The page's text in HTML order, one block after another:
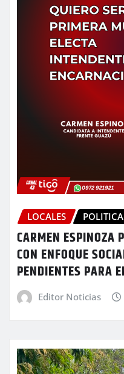
LOCALES POLITICA
CARMEN ESPINOZA
CON ENFOQUE
PENDIENTES PARA
Editor Noticias